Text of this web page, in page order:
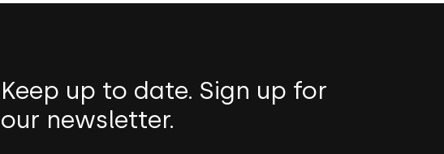
Keep up to date. Sign up for
our newsletter.